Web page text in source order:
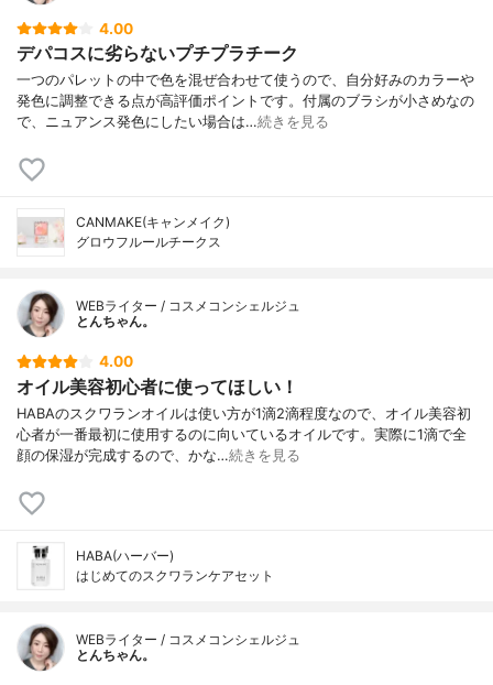
4.00
デパコスに劣らないプチプラチーク
一つのパレットの中で色を混ぜ合わせて使うので、自分好みのカラーや
発色に調整できる点が高評価ポイントです。付属のブラシが小さめなの
で、ニュアンス発色にしたい場合は…続きを見る
CANMAKE(キャンメイク)
グロウフルールチークス
WEBライター / コスメコンシェルジュ
とんちゃん。
4.00
オイル美容初心者に使ってほしい！
HABAのスクワランオイルは使い方が1滴2滴程度なので、オイル美容初
心者が一番最初に使用するのに向いているオイルです。実際に1滴で全
顔の保湿が完成するので、かな…続きを見る
HABA(ハーバー)
はじめてのスクワランケアセット
WEBライター / コスメコンシェルジュ
とんちゃん。